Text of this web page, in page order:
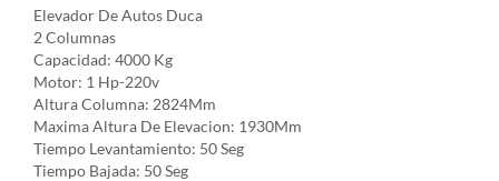
Elevador De Autos Duca
2 Columnas
Capacidad: 4000 Kg
Motor: 1 Hp-220v
Altura Columna: 2824Mm
Maxima Altura De Elevacion: 1930Mm
Tiempo Levantamiento: 50 Seg
Tiempo Bajada: 50 Seg